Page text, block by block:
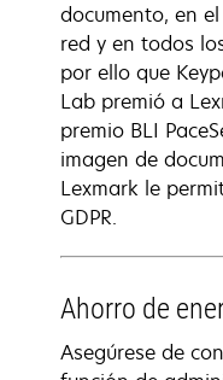
documento, en
red y en todos
por ello que
Lab premió a
premio BLI
imagen de
Lexmark le
GDPR.
Ahorro de
Asegúrese de